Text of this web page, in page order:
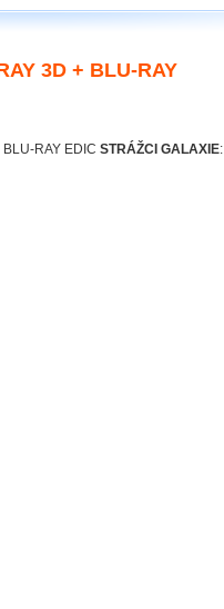
3D + BLU-RAY
BLU-RAY EDIC STRÁŽCI GALAXIE: